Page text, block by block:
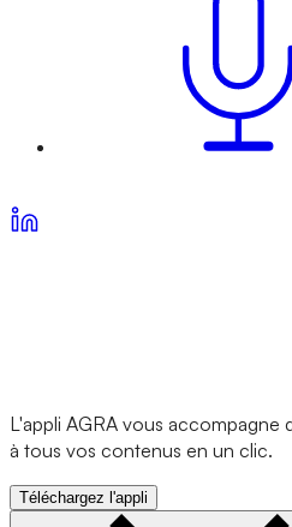
L'appli AGRA vous accompagne
à tous vos contenus en un clic.
Téléchargez l'appli